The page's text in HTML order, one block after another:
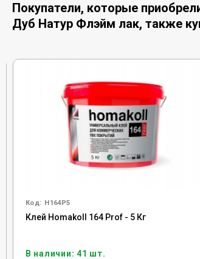
Покупатели, которые
Дуб Натур Флэйм лак, также
Код: H164P5
Клей Homakoll 164 Prof - 5 Кг
В наличии: 41 шт.